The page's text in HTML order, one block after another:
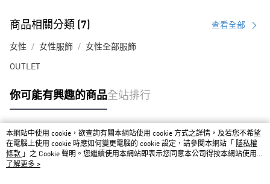
商品相關分類 (7) 查看全部
女性 女性服飾 女性全部服飾
OUTLET
你可能有興趣的商品全站排行
熱門標籤
本網站中使用 cookie，欲查詢有關本網站使用 cookie 方式之詳情，及若您不希望
在電腦上使用 cookie 時應如何變更電腦的 cookie 設定，請參閱本網站「
隱私權
條款 」之 Cookie 聲明。您繼續使用本網站即表示您同意本公司得按本網站使用條
款之 Cookie 聲明使用 cookie。
了解更多 >